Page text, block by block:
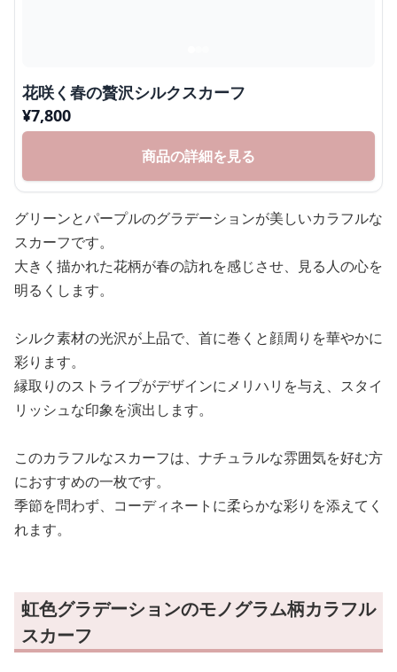
花咲く春の贅沢シルクスカーフ
¥7,800
商品の詳細を見る
グリーンとパープルのグラデーションが美しいカラフルな
スカーフです。
大きく描かれた花柄が春の訪れを感じさせ、見る人の心を
明るくします。
シルク素材の光沢が上品で、首に巻くと顔周りを華やかに
彩ります。
縁取りのストライプがデザインにメリハリを与え、スタイ
リッシュな印象を演出します。
このカラフルなスカーフは、ナチュラルな雰囲気を好む方
におすすめの一枚です。
季節を問わず、コーディネートに柔らかな彩りを添えてく
れます。
虹色グラデーションのモノグラム柄カラフル
スカーフ